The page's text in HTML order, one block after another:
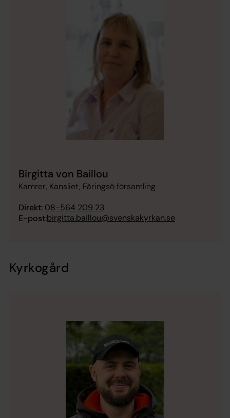
Birgitta von Baillou
Kamrer, Kansliet, Färingsö församling
Direkt: 08-564 209 23
E-post:birgitta.baillou@svenskakyrkan.se
Kyrkogård